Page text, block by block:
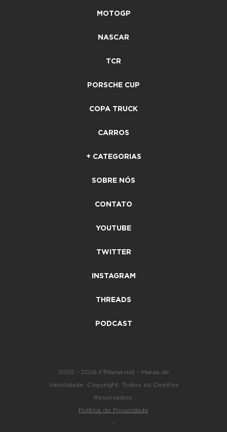
MOTOGP
NASCAR
TCR
PORSCHE CUP
COPA TRUCK
CARROS
+ CATEGORIAS
SOBRE NÓS
CONTATO
YOUTUBE
TWITTER
INSTAGRAM
THREADS
PODCAST
2002 - 2026 F1Mania.net - Mania de
Velocidade. Copyright. Todos os Direitos
Reservados.
Política de Privacidade
-